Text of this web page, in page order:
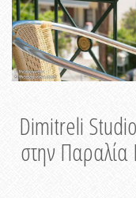
Dimitreli
στην